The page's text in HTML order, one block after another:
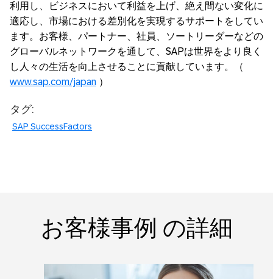
利用し、ビジネスにおいて利益を上げ、絶え間ない変化に
適応し、市場における差別化を実現するサポートをしてい
ます。お客様、パートナー、社員、ソートリーダーなどの
グローバルネットワークを通して、SAPは世界をより良く
し人々の生活を向上させることに貢献しています。（
www.sap.com/japan ）
タグ:
SAP SuccessFactors
お客様事例 の詳細